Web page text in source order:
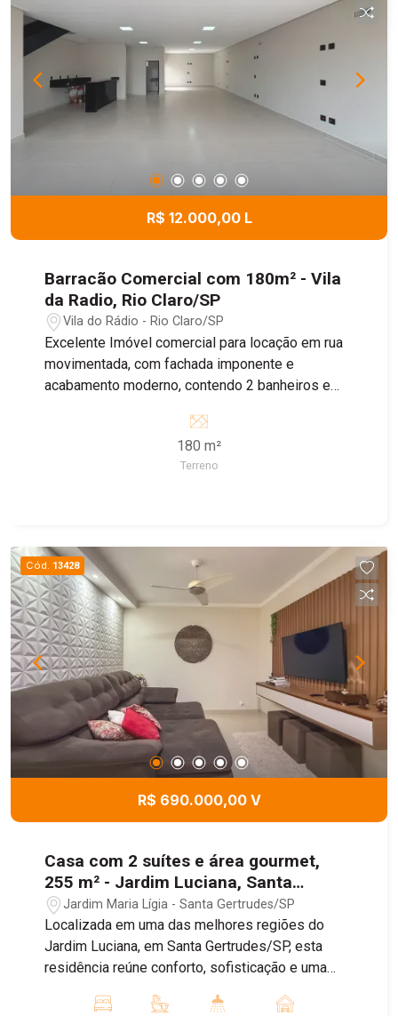
R$ 12.000,00 L
Barracão Comercial com 180m² - Vila
da Radio, Rio Claro/SP
Vila do Rádio - Rio Claro/SP
Excelente Imóvel comercial para locação em rua
movimentada, com fachada imponente e
acabamento moderno, contendo 2 banheiros e
superior, recuo para 4 carros.
180 m²
Terreno
Cód. 13428
R$ 690.000,00 V
Casa com 2 suítes e área gourmet,
255 m² - Jardim Luciana, Santa
Gertrudes/SP
Jardim Maria Lígia - Santa Gertrudes/SP
Localizada em uma das melhores regiões do
Jardim Luciana, em Santa Gertrudes/SP, esta
residência reúne conforto, sofisticação e uma
de vida. O imóvel foi projetado com acabamentos